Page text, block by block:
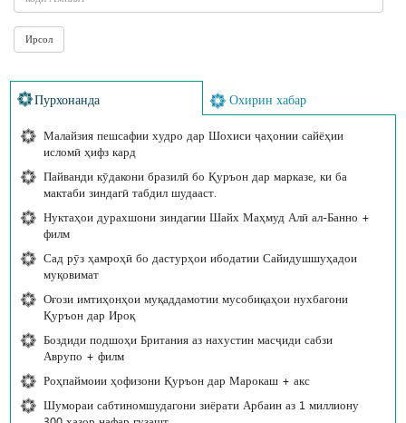
Пурхонанда Охирин хабар
Малайзия пешсафии худро дар Шохиси ҷаҳонии сайёҳии
исломӣ ҳифз кард
Пайванди кӯдакони бразилӣ бо Қуръон дар марказе, ки ба
мактаби зиндагӣ табдил шудааст.
Нуктаҳои дурахшони зиндагии Шайх Маҳмуд Алӣ ал-Банно +
филм
Сад рӯз ҳамроҳӣ бо дастурҳои ибодатии Сайидушшуҳадои
муқовимат
Оғози имтиҳонҳои муқаддамотии мусобиқаҳои нухбагони
Қуръон дар Ироқ
Боздиди подшоҳи Британия аз нахустин масҷиди сабзи
Аврупо + филм
Роҳпаймоии ҳофизони Қуръон дар Марокаш + акс
Шумораи сабтиномшудагони зиёрати Арбаин аз 1 миллиону